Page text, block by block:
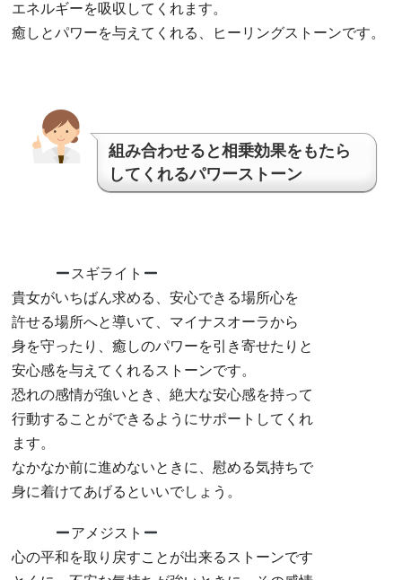
エネルギーを吸収してくれます。
癒しとパワーを与えてくれる、ヒーリングストーンです。
組み合わせると相乗効果をもたら
してくれるパワーストーン
スギライト
貴女がいちばん求める、安心できる場所心を
許せる場所へと導いて、マイナスオーラから
身を守ったり、癒しのパワーを引き寄せたりと
安心感を与えてくれるストーンです。
恐れの感情が強いとき、絶大な安心感を持って
行動することができるようにサポートしてくれ
ます。
なかなか前に進めないときに、慰める気持ちで
身に着けてあげるといいでしょう。
アメジスト
心の平和を取り戻すことが出来るストーンです